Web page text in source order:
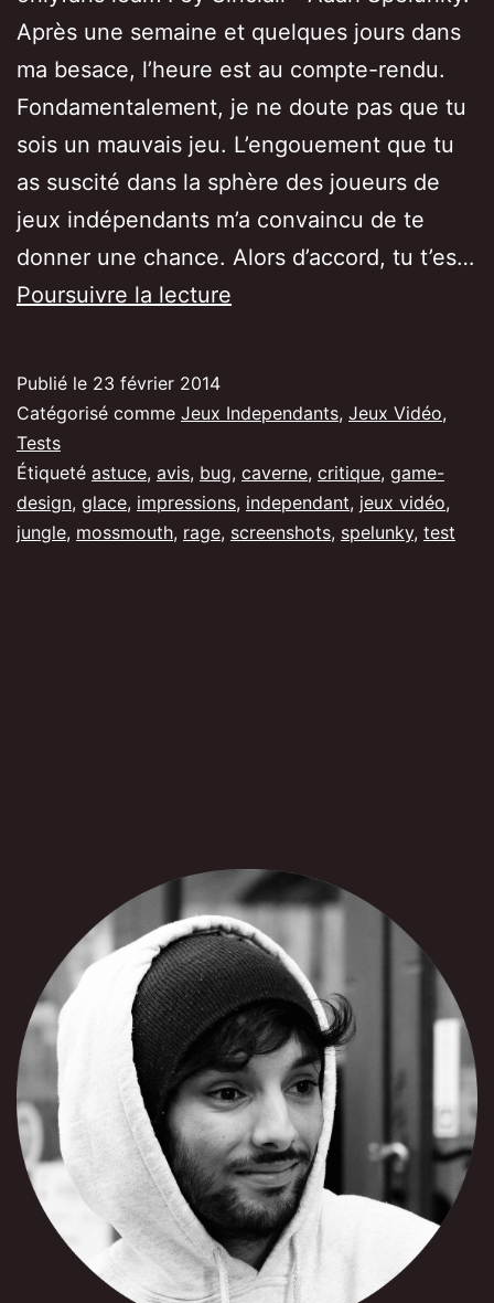
Après une semaine et quelques jours dans
ma besace, l’heure est au compte-rendu.
Fondamentalement, je ne doute pas que tu
sois un mauvais jeu. L’engouement que tu
as suscité dans la sphère des joueurs de
jeux indépendants m’a convaincu de te
donner une chance. Alors d’accord, tu t’es…
Poursuivre la lecture
te
Publié le 23 février 2014
Catégorisé comme Jeux Independants, Jeux Vidéo,
Tests
Étiqueté astuce, avis, bug, caverne, critique, game-
design, glace, impressions, independant, jeux vidéo,
jungle, mossmouth, rage, screenshots, spelunky, test